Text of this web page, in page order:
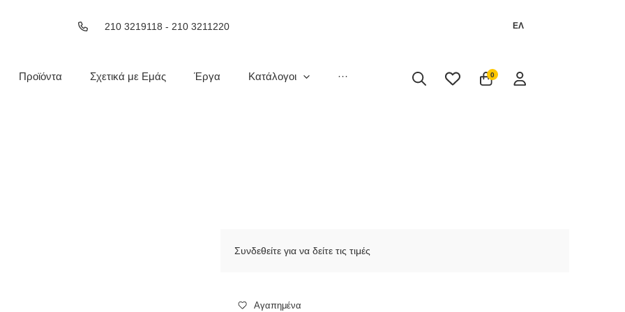
210 3219118 - 210 3211220 ΕΛ
Προϊόντα Σχετικά με Εμάς Έργα Κατάλογοι ··· 0
Συνδεθείτε για να δείτε τις τιμές
Αγαπημένα